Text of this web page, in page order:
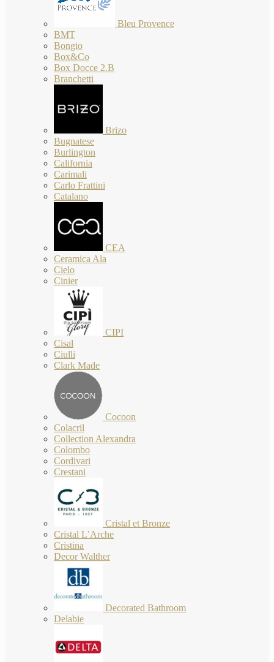
Bleu Provence
BMT
Bongio
Box&Co
Box Docce 2.B
Branchetti
Brizo
Bugnatese
Burlington
California
Carimali
Carlo Frattini
Catalano
CEA
Ceramica Ala
Cielo
Cinier
CIPI
Cisal
Ciulli
Clark Made
Cocoon
Colacril
Collection Alexandra
Colombo
Cordivari
Crestani
Cristal et Bronze
Cristal L’Arche
Cristina
Decor Walther
Decorated Bathroom
Delabie